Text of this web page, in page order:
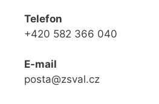
Telefon
+420 582 366 040
E-mail
posta@zsval.cz